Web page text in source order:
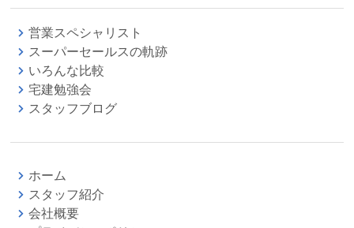
営業スペシャリスト
スーパーセールスの軌跡
いろんな比較
宅建勉強会
スタッフブログ
ホーム
スタッフ紹介
会社概要